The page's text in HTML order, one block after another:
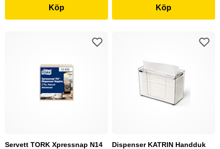
Köp Köp
Servett TORK Xpressnap N14
Dispenser KATRIN Handduk